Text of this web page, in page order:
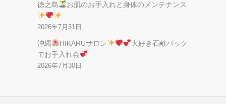
徳之島 お肌のお手入れと身体のメンテナンス
2026年7月31日
沖縄 HIKARUサロン
大好き石鹸パック
でお手入れ会
2026年7月30日